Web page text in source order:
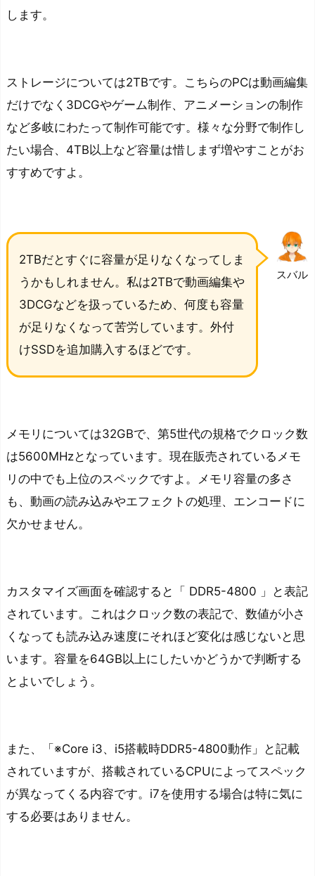
します。
ストレージについては2TBです。こちらのPCは動画編集
だけでなく3DCGやゲーム制作、アニメーションの制作
など多岐にわたって制作可能です。様々な分野で制作し
たい場合、4TB以上など容量は惜しまず増やすことがお
すすめですよ。
スバル
2TBだとすぐに容量が足りなくなってしま
うかもしれません。私は2TBで動画編集や
3DCGなどを扱っているため、何度も容量
が足りなくなって苦労しています。外付
けSSDを追加購入するほどです。
メモリについては32GBで、第5世代の規格でクロック数
は5600MHzとなっています。現在販売されているメモ
リの中でも上位のスペックですよ。メモリ容量の多さ
も、動画の読み込みやエフェクトの処理、エンコードに
欠かせません。
カスタマイズ画面を確認すると「 DDR5-4800 」と表記
されています。これはクロック数の表記で、数値が小さ
くなっても読み込み速度にそれほど変化は感じないと思
います。容量を64GB以上にしたいかどうかで判断する
とよいでしょう。
また、「※Core i3、i5搭載時DDR5-4800動作」と記載
されていますが、搭載されているCPUによってスペック
が異なってくる内容です。i7を使用する場合は特に気に
する必要はありません。